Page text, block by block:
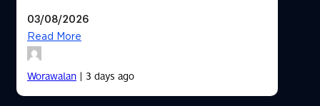
03/08/2026
Read More
Worawalan| 3 days ago